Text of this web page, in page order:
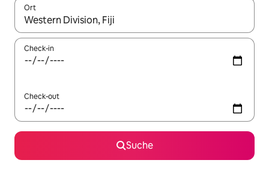
Ort
Wenn Ergebnisse verfügbar sind, navigiere mit den
Check-in
Check-out
Suche